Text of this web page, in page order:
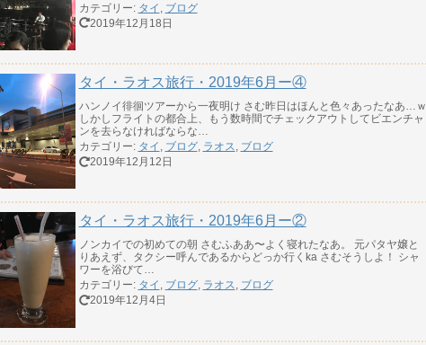
カテゴリー: タイ
ブログ
2019年12月18日
タイ・ラオス旅行・2019年6月ー④
ハンノイ徘徊ツアーから一夜明け さむ昨日はほんと色々あったなあ…ｗ
しかしフライトの都合上、もう数時間でチェックアウトしてビエンチャ
ンを去らなければならな…
カテゴリー: タイ , ブログ, ラオス, ブログ
2019年12月12日
タイ・ラオス旅行・2019年6月ー②
ノンカイでの初めての朝 さむふああ〜よく寝れたなあ。 元パタヤ嬢と
りあえず、タクシー呼んであるからどっか行くka さむそうしよ！ シャ
ワーを浴びて…
カテゴリー: タイ , ブログ, ラオス, ブログ
2019年12月4日